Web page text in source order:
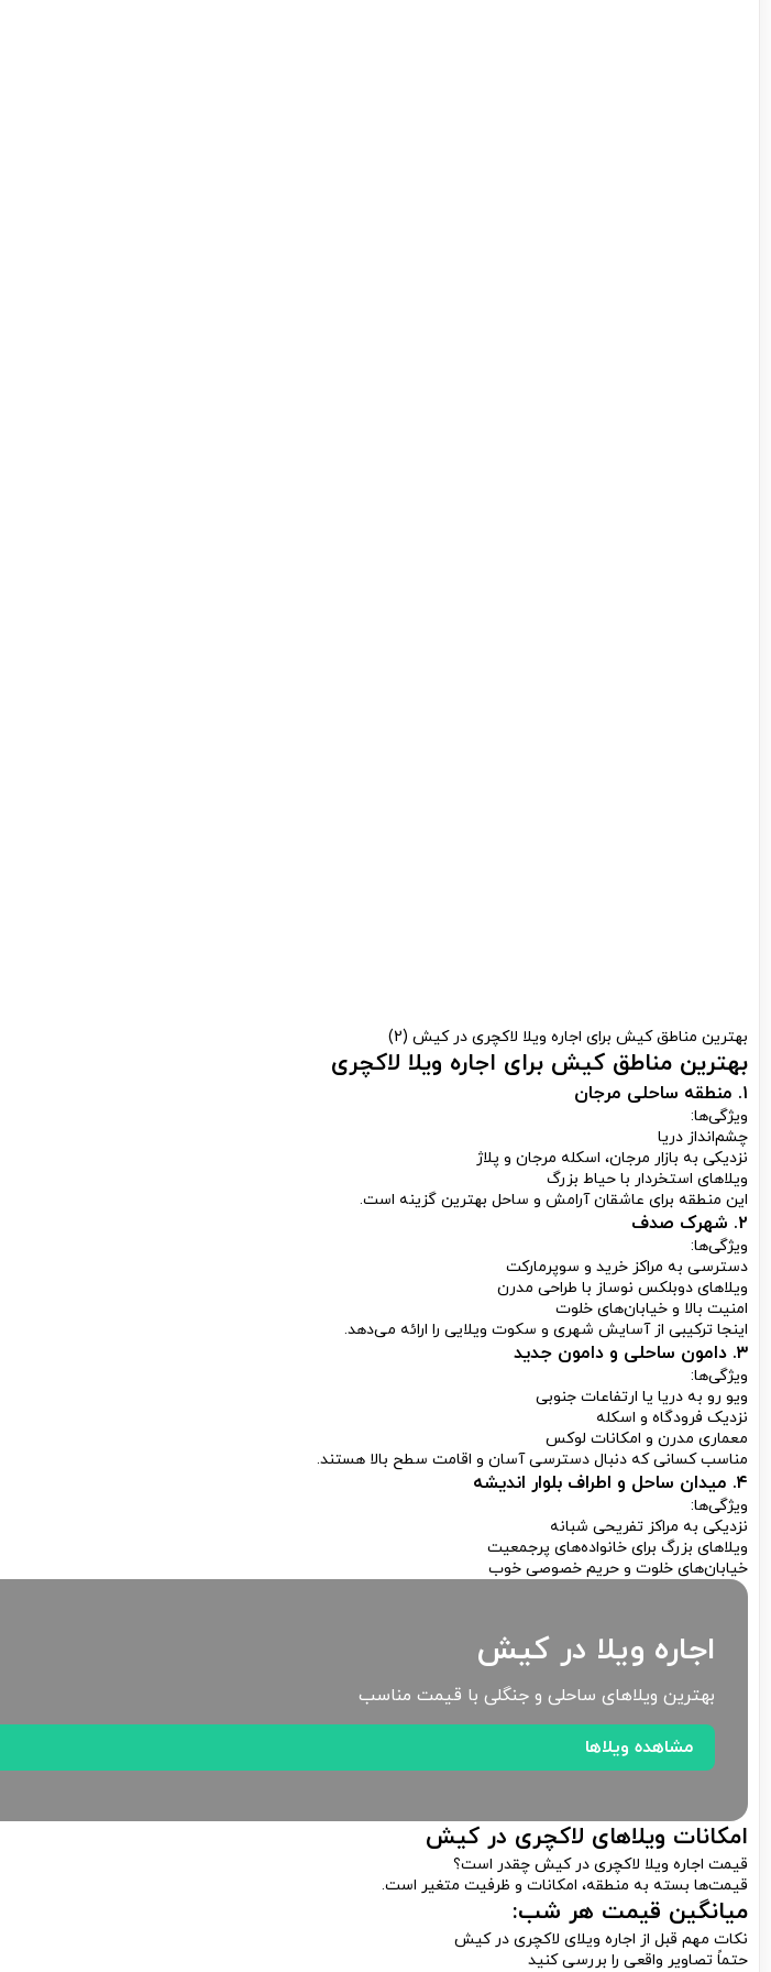
بهترین مناطق کیش برای اجاره ویلا لاکچری در کیش (2)
بهترین مناطق کیش برای اجاره ویلا لاکچری
۱. منطقه ساحلی مرجان
ویژگی‌ها:
چشم‌انداز دریا
نزدیکی به بازار مرجان، اسکله مرجان و پلاژ
ویلاهای استخردار با حیاط بزرگ
این منطقه برای عاشقان آرامش و ساحل بهترین گزینه است.
۲. شهرک صدف
ویژگی‌ها:
دسترسی به مراکز خرید و سوپرمارکت
ویلاهای دوبلکس نوساز با طراحی مدرن
امنیت بالا و خیابان‌های خلوت
اینجا ترکیبی از آسایش شهری و سکوت ویلایی را ارائه می‌دهد.
۳. دامون ساحلی و دامون جدید
ویژگی‌ها:
ویو رو به دریا یا ارتفاعات جنوبی
نزدیک فرودگاه و اسکله
معماری مدرن و امکانات لوکس
مناسب کسانی که دنبال دسترسی آسان و اقامت سطح بالا هستند.
۴. میدان ساحل و اطراف بلوار اندیشه
ویژگی‌ها:
نزدیکی به مراکز تفریحی شبانه
ویلاهای بزرگ برای خانواده‌های پرجمعیت
خیابان‌های خلوت و حریم خصوصی خوب
اجاره ویلا در کیش
بهترین ویلاهای ساحلی و جنگلی با قیمت مناسب
مشاهده ویلاها
امکانات ویلاهای لاکچری در کیش
قیمت اجاره ویلا لاکچری در کیش چقدر است؟
قیمت‌ها بسته به منطقه، امکانات و ظرفیت متغیر است.
میانگین قیمت هر شب:
نکات مهم قبل از اجاره ویلای لاکچری در کیش
حتماً تصاویر واقعی را بررسی کنید